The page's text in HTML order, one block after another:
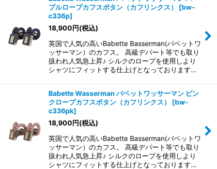
プルロープカフスボタン（カフリンクス）
[bw-
c336p]
18,900円(税込)
英国で人気の高いBabette Basserman(バベットワ
ッサーマン）のカフス。 高級デパート等でも取り
扱われ人気急上昇♪ シルクのロープを使用しより
シャツにフィットする仕上げとなっております…
Babette Wasserman バベットワッサーマン ピン
クロープカフスボタン（カフリンクス）
[bw-
c336pk]
18,900円(税込)
英国で人気の高いBabette Basserman(バベットワ
ッサーマン）のカフス。 高級デパート等でも取り
扱われ人気急上昇♪ シルクのロープを使用しより
シャツにフィットする仕上げとなっております…